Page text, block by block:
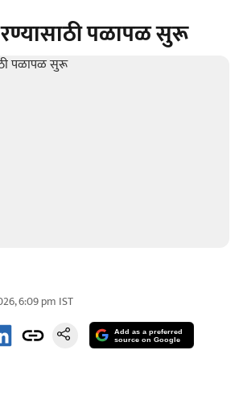
पळापळ सुरू
6:09 pm IST
Add as a preferred
source on Google